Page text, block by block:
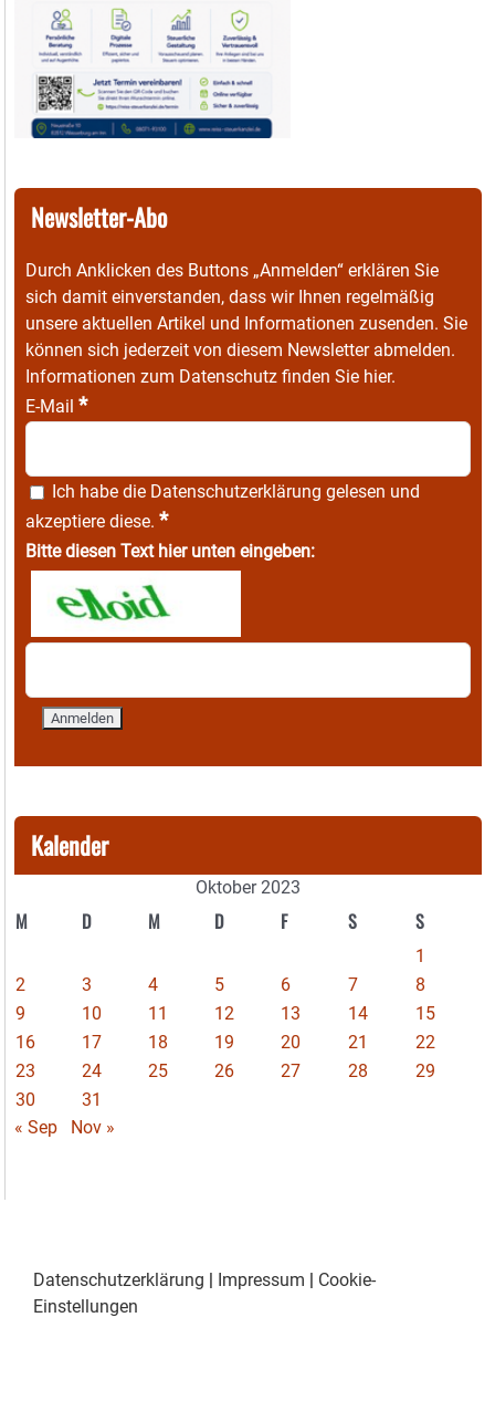
Newsletter-Abo
Durch Anklicken des Buttons „Anmelden“ erklären Sie
sich damit einverstanden, dass wir Ihnen regelmäßig
unsere aktuellen Artikel und Informationen zusenden. Sie
können sich jederzeit von diesem Newsletter abmelden.
Informationen zum Datenschutz finden Sie hier.
E-Mail *
Ich habe die Datenschutzerklärung gelesen und
akzeptiere diese. *
Bitte diesen Text hier unten eingeben:
Kalender
Oktober 2023
M D M D F S S
1
2
3 4 5 6 7
8
9
10 11 12 13 14
15
16
17 18 19 20 21
22
23
24 25 26 27 28
29
30
31
« Sep
Nov »
Datenschutzerklärung | Impressum | Cookie-
Einstellungen